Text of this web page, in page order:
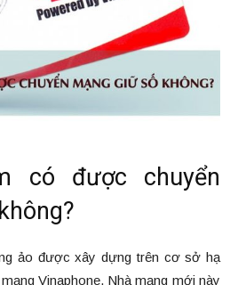
có được chuyển
ảo được xây dựng trên cơ sở hạ
Vinaphone. Nhà mạng mới này